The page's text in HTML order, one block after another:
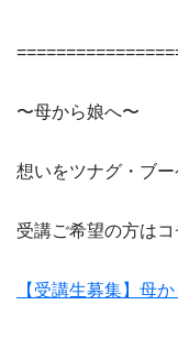
〜母から娘へ〜
想いをツナグ・ブ
受講ご希望の方は
【受講生募集】母